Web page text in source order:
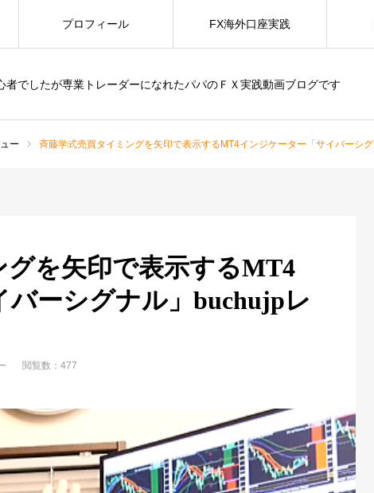
者でしたが専業トレーダーになれたパパのＦＸ実践動画ブログです
プロフィール FX海外口座実践
ー 斉藤学式売買タイミングを矢印で表示するMT4インジケーター「サイバーシ
を矢印で表示するMT4
ーシグナル」buchujpレ
閲覧数：477